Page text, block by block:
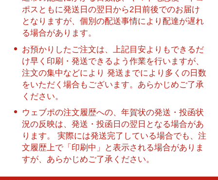
ポスともに発送日の翌日から2日前後でのお届け
となりますが、個別の配送事情により配達が遅れ
る場合があります。
お預かりしたご注文は、上記目安よりもできるだ
け早く印刷・発送できるよう作業を行いますが、
注文の集中などにより 発送までにより多くの日数
をいただく場合もございます。あらかじめご了承
ください。
ウェブポの注文履歴への、年賀状の発送・投函状
況の反映は、発送・投函日の翌日となる場合があ
ります。 実際には発送完了している場合でも、注
文履歴上で「印刷中」と表示される場合がありま
すが、あらかじめご了承ください。